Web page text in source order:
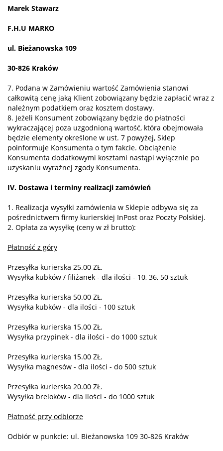
Marek Stawarz
F.H.U MARKO
ul. Bieżanowska 109
30-826 Kraków
7. Podana w Zamówieniu wartość Zamówienia stanowi
całkowitą cenę jaką Klient zobowiązany będzie zapłacić wraz z
należnym podatkiem oraz kosztem dostawy.
8. Jeżeli Konsument zobowiązany będzie do płatności
wykraczającej poza uzgodnioną wartość, która obejmowała
będzie elementy określone w ust. 7 powyżej, Sklep
poinformuje Konsumenta o tym fakcie. Obciążenie
Konsumenta dodatkowymi kosztami nastąpi wyłącznie po
uzyskaniu wyraźnej zgody Konsumenta.
IV. Dostawa i terminy realizacji zamówień
1. Realizacja wysyłki zamówienia w Sklepie odbywa się za
pośrednictwem firmy kurierskiej InPost oraz Poczty Polskiej.
2. Opłata za wysyłkę (ceny w zł brutto):
Płatność z góry
Przesyłka kurierska 25.00 ZŁ.
Wysyłka kubków / filiżanek - dla ilości - 10, 36, 50 sztuk
Przesyłka kurierska 50.00 ZŁ.
Wysyłka kubków - dla ilości - 100 sztuk
Przesyłka kurierska 15.00 ZŁ.
Wysyłka przypinek - dla ilości - do 1000 sztuk
Przesyłka kurierska 15.00 ZŁ.
Wysyłka magnesów - dla ilości - do 500 sztuk
Przesyłka kurierska 20.00 ZŁ.
Wysyłka breloków - dla ilości - do 1000 sztuk
Płatność przy odbiorze
Odbiór w punkcie: ul. Bieżanowska 109 30-826 Kraków